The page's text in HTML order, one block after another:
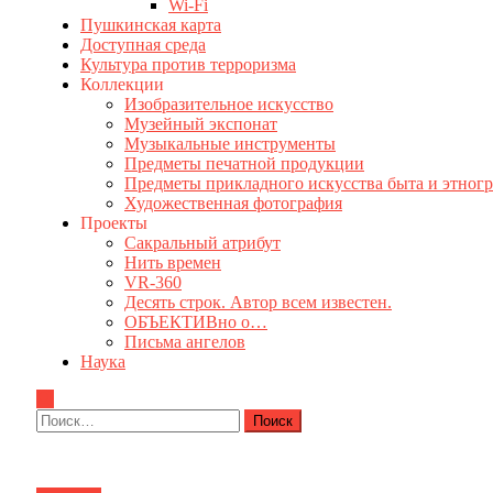
Wi-Fi
Пушкинская карта
Доступная среда
Культура против терроризма
Коллекции
Изобразительное искусство
Музейный экспонат
Музыкальные инструменты
Предметы печатной продукции
Предметы прикладного искусства быта и
Художественная фотография
Проекты
Сакральный атрибут
Нить времен
VR-360
Десять строк. Автор всем известен.
ОБЪЕКТИВно о…
Письма ангелов
Наука
Найти: